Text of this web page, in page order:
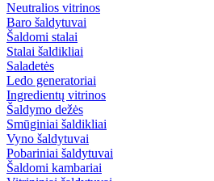
Neutralios vitrinos
Baro šaldytuvai
Šaldomi stalai
Stalai šaldikliai
Saladetės
Ledo generatoriai
Ingredientų vitrinos
Šaldymo dežės
Smūginiai šaldikliai
Vyno šaldytuvai
Pobariniai šaldytuvai
Šaldomi kambariai